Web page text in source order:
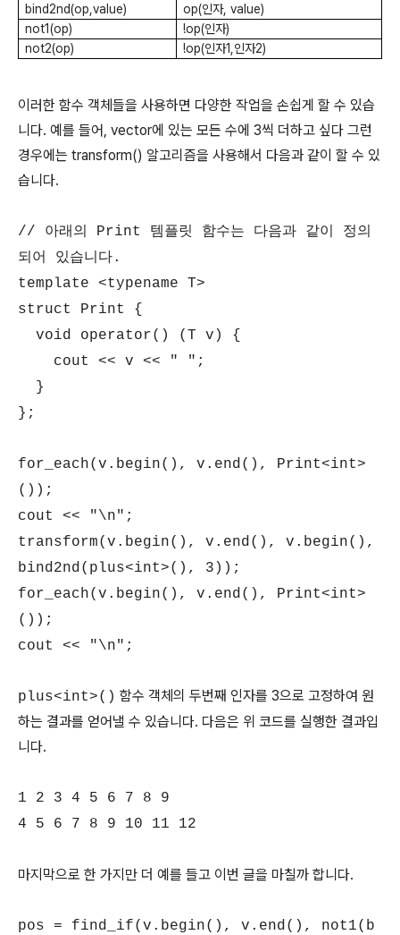
bind2nd(op,value)
op(인자, value)
not1(op)
!op(인자)
not2(op)
!op(인자1,인자2)
이러한 함수 객체들을 사용하면 다양한 작업을 손쉽게 할 수 있습
니다. 예를 들어, vector에 있는 모든 수에 3씩 더하고 싶다 그런
경우에는 transform() 알고리즘을 사용해서 다음과 같이 할 수 있
습니다.
// 아래의 Print 템플릿 함수는 다음과 같이 정의
되어 있습니다.
template <typename T>
struct Print {
void operator() (T v) {
cout << v << " ";
}
};
for_each(v.begin(), v.end(), Print<int>
());
cout << "\n";
transform(v.begin(), v.end(), v.begin(),
bind2nd(plus<int>(), 3));
for_each(v.begin(), v.end(), Print<int>
());
cout << "\n";
plus<int>() 함수 객체의 두번째 인자를 3으로 고정하여 원
하는 결과를 얻어낼 수 있습니다. 다음은 위 코드를 실행한 결과입
니다.
1 2 3 4 5 6 7 8 9
4 5 6 7 8 9 10 11 12
마지막으로 한 가지만 더 예를 들고 이번 글을 마칠까 합니다.
pos = find_if(v.begin(), v.end(), not1(b